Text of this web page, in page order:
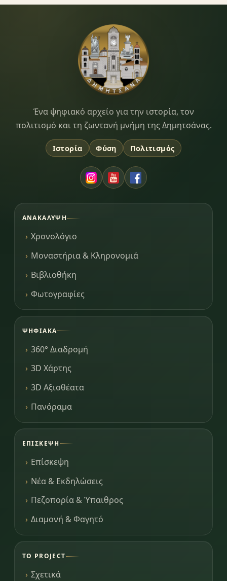
Dimitsana.gr
Ένα ψηφιακό αρχείο για την ιστορία, τον
πολιτισμό και τη ζωντανή μνήμη της Δημητσάνας.
Ιστορία Φύση Πολιτισμός
ΑΝΑΚΆΛΥΨΗ
Χρονολόγιο
Μοναστήρια & Κληρονομιά
Βιβλιοθήκη
Φωτογραφίες
ΨΗΦΙΑΚΆ
360° Διαδρομή
3D Χάρτης
3D Αξιοθέατα
Πανόραμα
ΕΠΊΣΚΕΨΗ
Επίσκεψη
Νέα & Εκδηλώσεις
Πεζοπορία & Ύπαιθρος
Διαμονή & Φαγητό
ΤΟ PROJECT
Σχετικά